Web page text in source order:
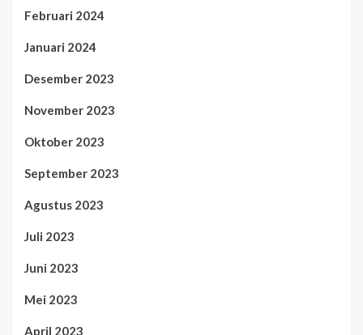
Februari 2024
Januari 2024
Desember 2023
November 2023
Oktober 2023
September 2023
Agustus 2023
Juli 2023
Juni 2023
Mei 2023
April 2023